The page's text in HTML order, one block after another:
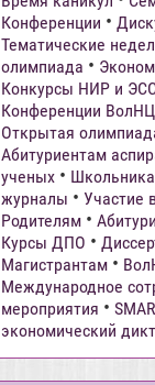
Конференции •
Тематические
олимпиада •
Конкурсы НИР и
Конференции
Открытая
Абитуриентам
ученых •
журналы • Участие
Родителям •
Курсы ДПО •
Магистрантам •
Международное
мероприятия •
экономический